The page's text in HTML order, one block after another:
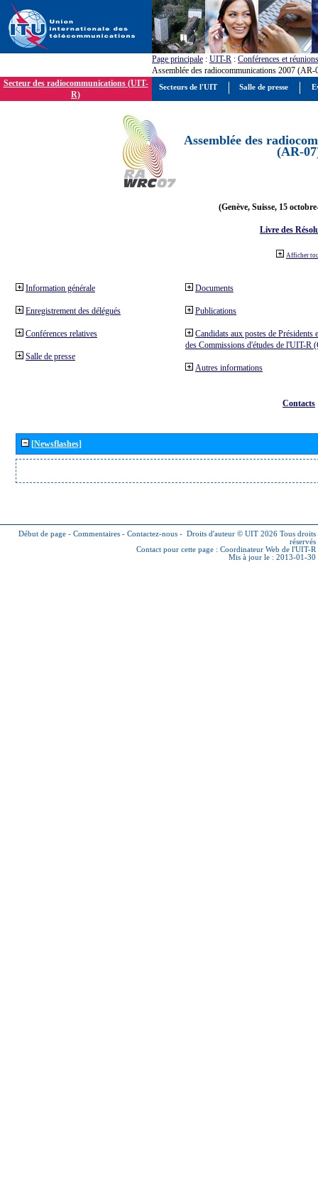
Page principale : UIT-R : Conférences et réunions
Assemblée des radiocommunications 2007 (AR-
Secteur des radiocommunications (UIT-
R)
Assemblée des
(AR-
(Genève, Suisse, 15
Livre des
Afficher
Information générale
Enregistrement des délégués
Conférences relatives
Salle de presse
Documents
Publications
Candidats aux postes de Présidents
des Commissions d'études de l'UIT-R
Autres informations
Contacts
[Newsflashes]
Début de page - Commentaires - Contactez-nous - Droits d'auteur © UIT 2026 Tous droits
réservés
Contact pour cette page : Coordinateur Web de l'UIT-R
Mis à jour le : 2013-01-30
Secteurs de l'UIT Salle de presse